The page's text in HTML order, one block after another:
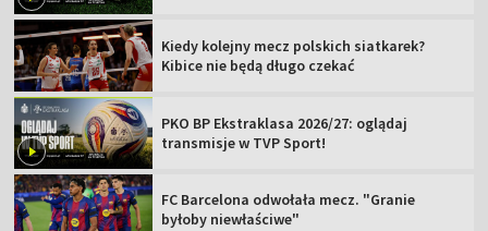
Kiedy kolejny mecz polskich siatkarek?
Kibice nie będą długo czekać
PKO BP Ekstraklasa 2026/27: oglądaj
transmisje w TVP Sport!
FC Barcelona odwołała mecz. "Granie
byłoby niewłaściwe"